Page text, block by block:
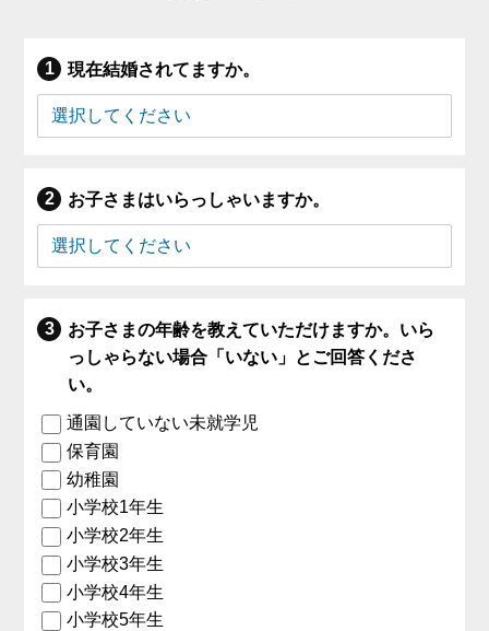
現在結婚されてますか。
お子さまはいらっしゃいますか。
お子さまの年齢を教えていただけますか。いら
っしゃらない場合「いない」とご回答くださ
い。
通園していない未就学児
保育園
幼稚園
小学校1年生
小学校2年生
小学校3年生
小学校4年生
小学校5年生